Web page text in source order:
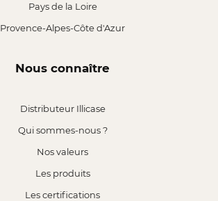
Pays de la Loire
Provence-Alpes-Côte d'Azur
Nous connaître
Distributeur Illicase
Qui sommes-nous ?
Nos valeurs
Les produits
Les certifications